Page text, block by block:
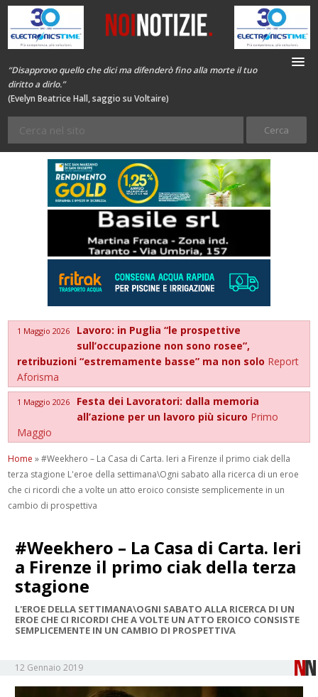
“Disapprovo quello che dici ma difenderò fino alla morte il tuo
diritto a dirlo.”
(Evelyn Beatrice Hall, saggio su Voltaire)
1 Maggio 2026
Lavoro: in Puglia “le prospettive
sull’occupazione non sono rosee”,
retribuzioni “estremamente basse” ma non solo Report
Aforisma
1 Maggio 2026
Festa dei Lavoratori: dalla memoria
all’azione per un lavoro più sicuro Primo
Maggio
Home »#Weekhero – La Casa di Carta. Ieri a Firenze il primo ciak della
terza stagione L'eroe della settimana\Ogni sabato alla ricerca di un eroe
che ci ricordi che a volte un atto eroico consiste semplicemente in un
cambio di prospettiva
#Weekhero – La Casa di Carta. Ieri
a Firenze il primo ciak della terza
stagione
L'EROE DELLA SETTIMANA\OGNI SABATO ALLA RICERCA DI UN
EROE CHE CI RICORDI CHE A VOLTE UN ATTO EROICO CONSISTE
SEMPLICEMENTE IN UN CAMBIO DI PROSPETTIVA
12 Gennaio 2019